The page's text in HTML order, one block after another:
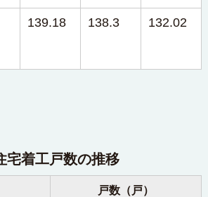
139.18 138.3 132.02
宅着工戸数の推移
戸数（戸）